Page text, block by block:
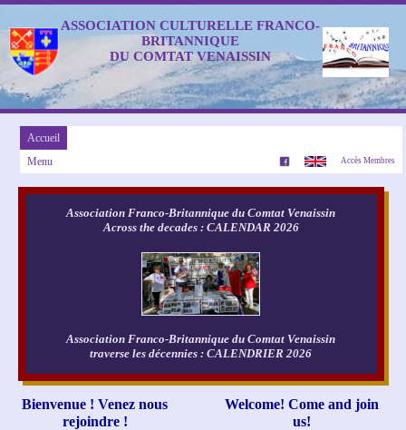
ASSOCIATION CULTURELLE FRANCO-
BRITANNIQUE
DU COMTAT VENAISSIN
Accueil
Menu Accès Membres
Association Franco-Britannique du Comtat Venaissin
Across the decades : CALENDAR 2026
Association Franco-Britannique du Comtat Venaissin
traverse les décennies : CALENDRIER 2026
Bienvenue ! Venez nous
rejoindre !
Welcome! Come and join
us!